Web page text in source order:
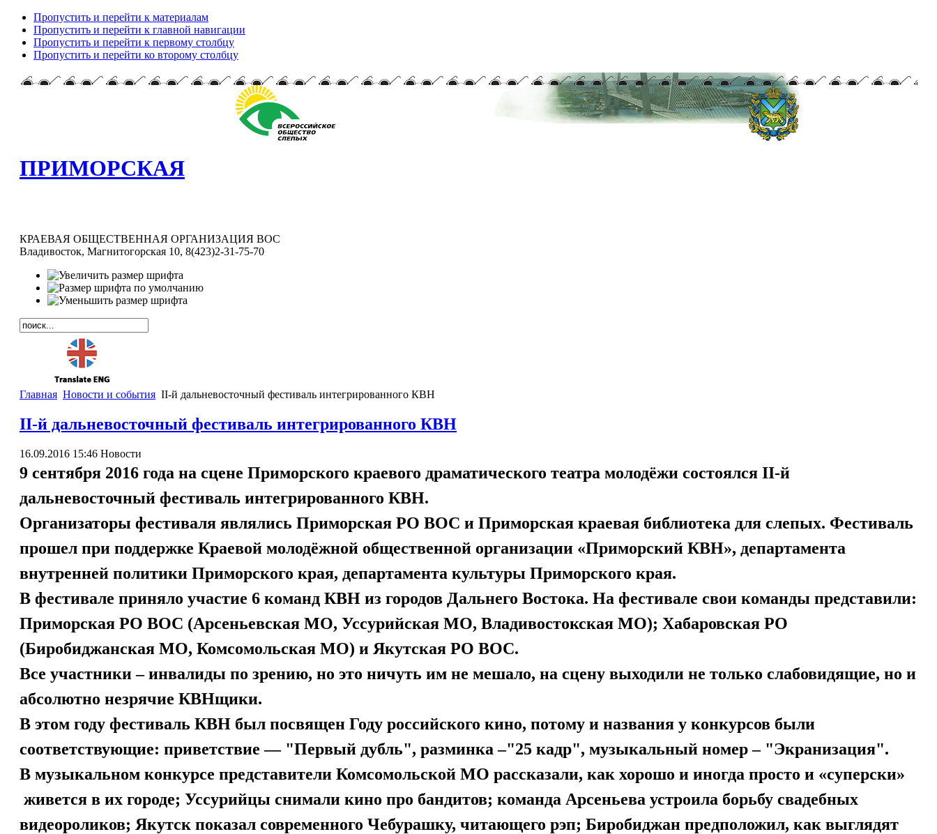
Пропустить и перейти к материалам
Пропустить и перейти к главной навигации
Пропустить и перейти к первому столбцу
Пропустить и перейти ко второму столбцу
ПРИМОРСКАЯ
КРАЕВАЯ ОБЩЕСТВЕННАЯ ОРГАНИЗАЦИЯ ВОС
Владивосток, Магнитогорская 10, 8(423)2-31-75-70
Главная Новости и события II-й дальневосточный фестиваль интегрированного КВН
II-й дальневосточный фестиваль интегрированного КВН
16.09.2016 15:46 Новости
9 сентября 2016 года на сцене Приморского краевого драматического театра молодёжи состоялся II-й
дальневосточный фестиваль интегрированного КВН.
Организаторы фестиваля являлись Приморская РО ВОС и Приморская краевая библиотека для слепых. Фестиваль
прошел при поддержке Краевой молодёжной общественной организации «Приморский КВН», департамента
внутренней политики Приморского края, департамента культуры Приморского края.
В фестивале приняло участие 6 команд КВН из городов Дальнего Востока. На фестивале свои команды представили:
Приморская РО ВОС (Арсеньевская МО, Уссурийская МО, Владивостокская МО); Хабаровская РО
(Биробиджанская МО, Комсомольская МО) и Якутская РО ВОС.
Все участники – инвалиды по зрению, но это ничуть им не мешало, на сцену выходили не только слабовидящие, но и
абсолютно незрячие КВНщики.
В этом году фестиваль КВН был посвящен Году российского кино, потому и названия у конкурсов были
соответствующие: приветствие — "Первый дубль", разминка –"25 кадр", музыкальный номер – "Экранизация".
В музыкальном конкурсе представители Комсомольской МО рассказали, как хорошо и иногда просто и «суперски»
живется в их городе; Уссурийцы снимали кино про бандитов; команда Арсеньева устроила борьбу свадебных
видеороликов; Якутск показал современного Чебурашку, читающего рэп; Биробиджан предположил, как выглядят